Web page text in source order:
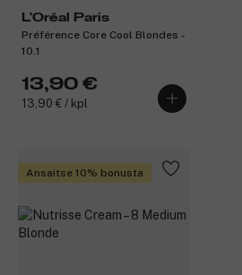
L'Oréal Paris
Préférence Core Cool Blondes -
10.1
13,90 €
13,90 € / kpl
Ansaitse 10% bonusta